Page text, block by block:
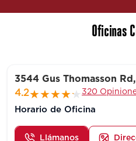
Oficinas
3544 Gus Thomasson
4.2
320
Horario de Oficina
Llámanos